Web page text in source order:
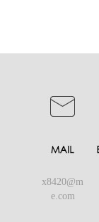
x8420@m
e.com